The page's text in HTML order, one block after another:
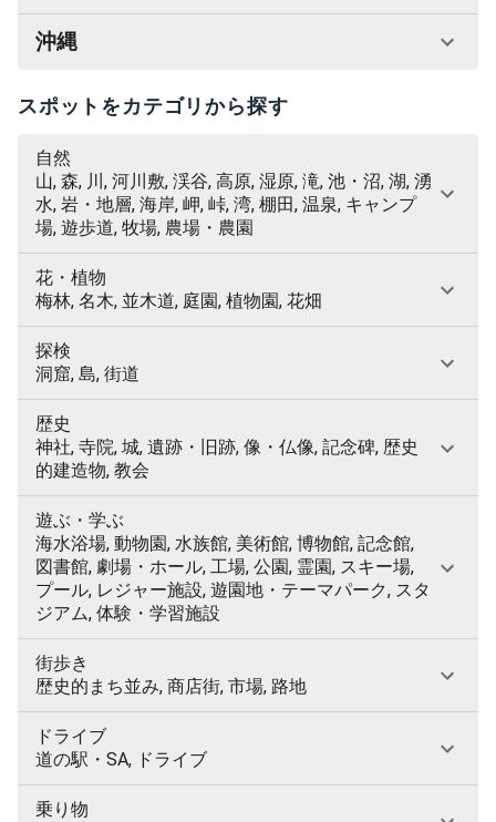
沖縄
スポットをカテゴリから探す
自然
山, 森, 川, 河川敷, 渓谷, 高原, 湿原, 滝, 池・沼, 湖, 湧
水, 岩・地層, 海岸, 岬, 峠, 湾, 棚田, 温泉, キャンプ
場, 遊歩道, 牧場, 農場・農園
花・植物
梅林, 名木, 並木道, 庭園, 植物園, 花畑
探検
洞窟, 島, 街道
歴史
神社, 寺院, 城, 遺跡・旧跡, 像・仏像, 記念碑, 歴史
的建造物, 教会
遊ぶ・学ぶ
海水浴場, 動物園, 水族館, 美術館, 博物館, 記念館,
図書館, 劇場・ホール, 工場, 公園, 霊園, スキー場,
プール, レジャー施設, 遊園地・テーマパーク, スタ
ジアム, 体験・学習施設
街歩き
歴史的まち並み, 商店街, 市場, 路地
ドライブ
道の駅・SA, ドライブ
乗り物